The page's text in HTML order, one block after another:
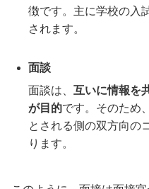
徴です。主に学校の入
されます。
面談
面談は、 互いに情報を
が目的です。そのため
とされる側の双方向の
ります。